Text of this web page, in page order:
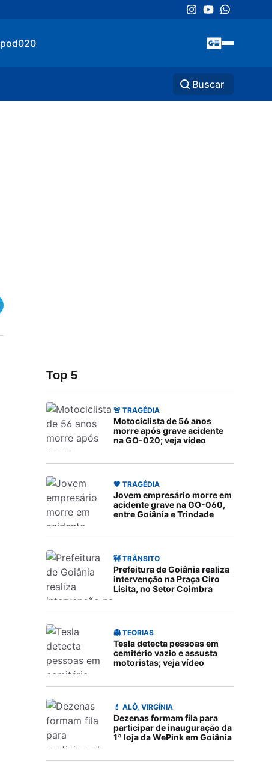
pod020
Buscar
Top 5
🚨 TRAGÉDIA
Motociclista de 56 anos
morre após grave acidente
na GO-020; veja vídeo
🖤 TRAGÉDIA
Jovem empresário morre em
acidente grave na GO-060,
entre Goiânia e Trindade
🚧 TRÂNSITO
Prefeitura de Goiânia realiza
intervenção na Praça Ciro
Lisita, no Setor Coimbra
👻 TEORIAS
Tesla detecta pessoas em
cemitério vazio e assusta
motoristas; veja vídeo
💄 ALÔ, VIRGÍNIA
Dezenas formam fila para
participar de inauguração da
1ª loja da WePink em Goiânia